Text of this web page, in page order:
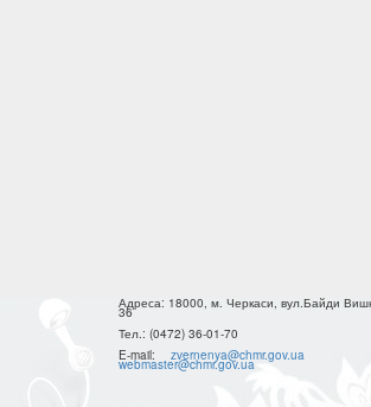
Адреса: 18000, м. Черкаси, вул.Байди
36
Тел.: (0472) 36-01-70
E-mail:
zvernenya@chmr.gov.ua
webmaster@chmr.gov.ua